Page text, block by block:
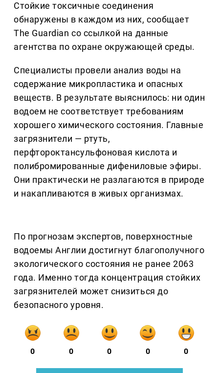
Стойкие токсичные соединения
обнаружены в каждом из них, сообщает
The Guardian со ссылкой на данные
агентства по охране окружающей среды.
Специалисты провели анализ воды на
содержание микропластика и опасных
веществ. В результате выяснилось: ни один
водоем не соответствует требованиям
хорошего химического состояния. Главные
загрязнители — ртуть,
перфтороктансульфоновая кислота и
полибромированные дифениловые эфиры.
Они практически не разлагаются в природе
и накапливаются в живых организмах.
По прогнозам экспертов, поверхностные
водоемы Англии достигнут благополучного
экологического состояния не ранее 2063
года. Именно тогда концентрация стойких
загрязнителей может снизиться до
безопасного уровня.
0 0 0 0 0